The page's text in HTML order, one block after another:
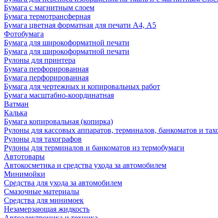
Бумага с магнитным слоем
Бумага термотрансферная
Бумага цветная форматная для печати А4, А5
Фотобумага
Бумага для широкоформатной печати
Бумага для широкоформатной печати
Рулоны для принтера
Бумага перфорированная
Бумага перфорированная
Бумага для чертежных и копировальных работ
Бумага масштабно-координатная
Ватман
Калька
Бумага копировальная (копирка)
Рулоны для кассовых аппаратов, терминалов, банкоматов и
Рулоны для тахографов
Рулоны для терминалов и банкоматов из термобумаги
Автотовары
Автокосметика и средства ухода за автомобилем
Минимойки
Средства для ухода за автомобилем
Смазочные материалы
Средства для минимоек
Незамерзающая жидкость